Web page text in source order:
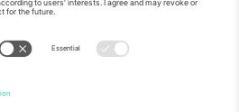
იურიდიული პირი იცვლება